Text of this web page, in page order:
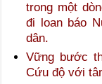
trong một
đi loan báo
dân.
Vững bước
Cứu độ với